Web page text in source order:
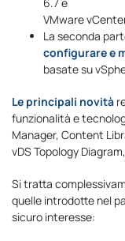
VMware
La seconda
configurare e
basate su
Le principali novità
funzionalità e
Manager, Content
vDS Topology
Si tratta
quelle introdotte nel
sicuro interesse: